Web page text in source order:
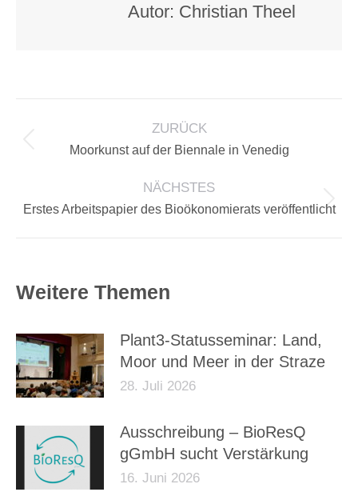
Autor: Christian Theel
KOMMENTARNAVIGATION
ZURÜCK
Vorheriger
Moorkunst auf der Biennale in Venedig
NÄCHSTES
Nächster
Erstes Arbeitspapier des Bioökonomierats veröffentlicht
Weitere Themen
Plant3-Statusseminar: Land,
Moor und Meer in der Straze
28. Juli 2026
Ausschreibung – BioResQ
gGmbH sucht Verstärkung
16. Juni 2026